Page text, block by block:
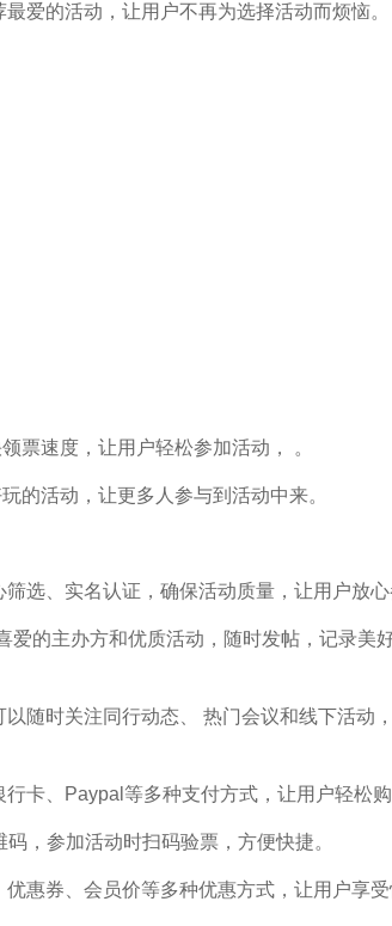
爱的活动，让用户不再为选择活动而烦恼。
票速度，让用户轻松参加活动， 。
的活动，让更多人参与到活动中来。
选、实名认证，确保活动质量，让用户放心
爱的主办方和优质活动，随时发帖，记录美
随时关注同行动态、 热门会议和线下活动
卡、Paypal等多种支付方式，让用户轻松购
，参加活动时扫码验票，方便快捷。
惠券、会员价等多种优惠方式，让用户享受